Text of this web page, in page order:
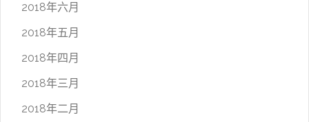
2018年六月
2018年五月
2018年四月
2018年三月
2018年二月